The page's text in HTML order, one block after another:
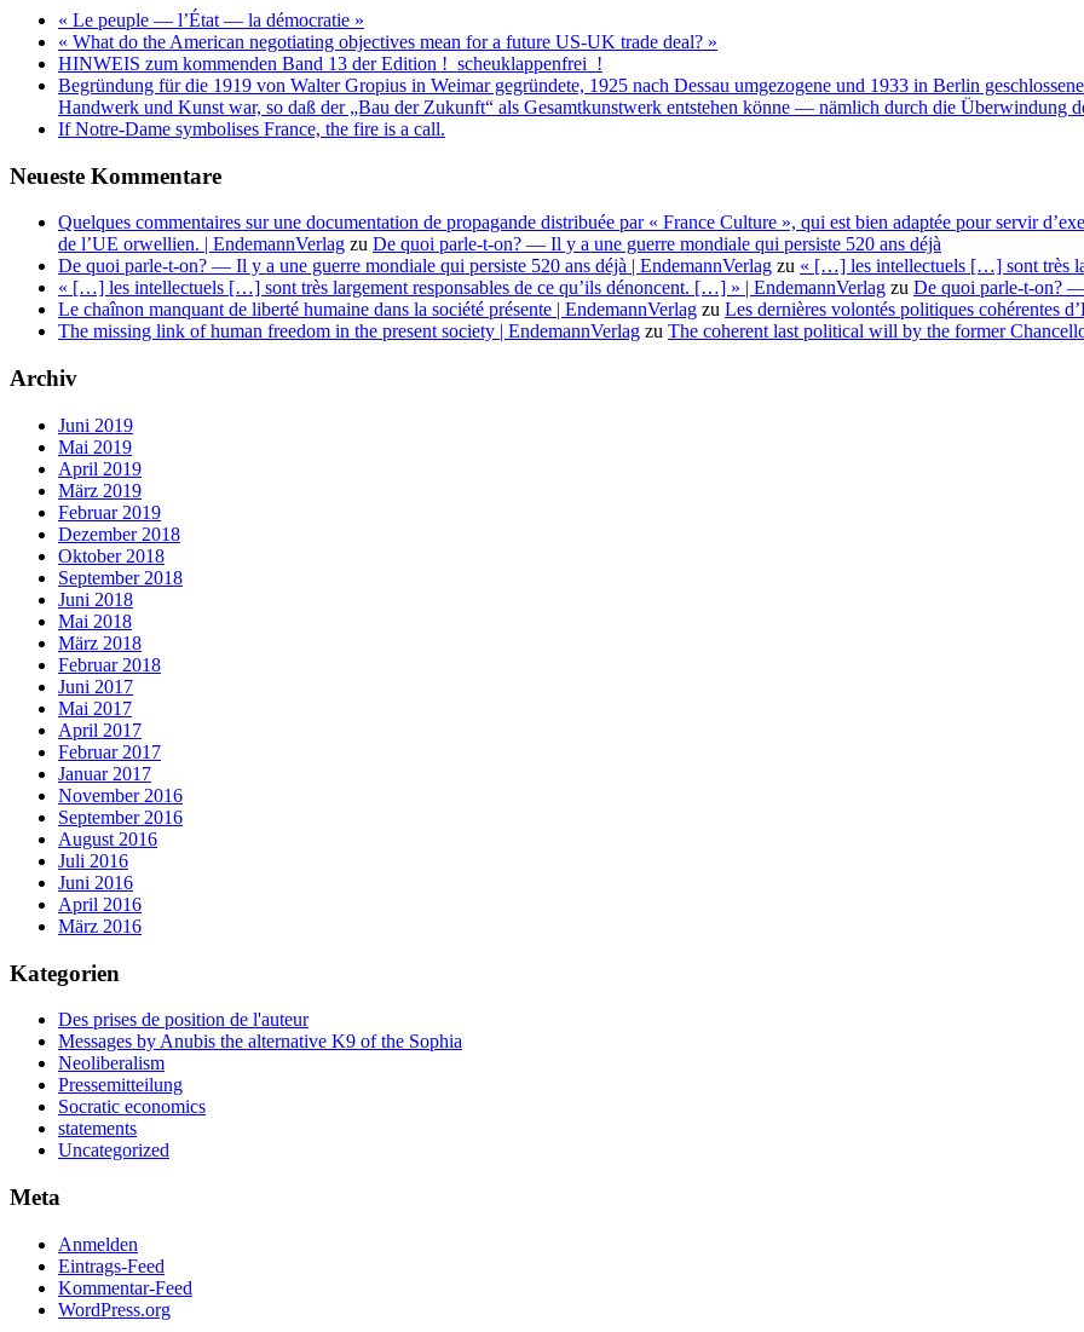
« Le peuple — l’État — la démocratie »
« What do the American negotiating objectives mean for a future US-UK trade deal? »
HINWEIS zum kommenden Band 13 der Edition !_scheuklappenfrei_!
Begründung für die 1919 von Walter Gropius in Weimar gegründete, 1925 nach Dessau umgezogene und 1933 in Berlin
Handwerk und Kunst war, so daß der „Bau der Zukunft“ als Gesamtkunstwerk entstehen könne — nämlich durch die Überwindung
If Notre-Dame symbolises France, the fire is a call.
Neueste Kommentare
Quelques commentaires sur une documentation de propagande distribuée par « France Culture », qui est bien adaptée pour servir
de l’UE orwellien. | EndemannVerlag zu De quoi parle-t-on? — Il y a une guerre mondiale qui persiste 520 ans déjà
De quoi parle-t-on? — Il y a une guerre mondiale qui persiste 520 ans déjà | EndemannVerlag zu « […] les intellectuels […] sont très
« […] les intellectuels […] sont très largement responsables de ce qu’ils dénoncent. […] » | EndemannVerlag zu De quoi parle-t-on?
Le chaînon manquant de liberté humaine dans la société présente | EndemannVerlag zu Les dernières volontés politiques cohérentes
The missing link of human freedom in the present society | EndemannVerlag zu The coherent last political will by the former
Archiv
Juni 2019
Mai 2019
April 2019
März 2019
Februar 2019
Dezember 2018
Oktober 2018
September 2018
Juni 2018
Mai 2018
März 2018
Februar 2018
Juni 2017
Mai 2017
April 2017
Februar 2017
Januar 2017
November 2016
September 2016
August 2016
Juli 2016
Juni 2016
April 2016
März 2016
Kategorien
Des prises de position de l'auteur
Messages by Anubis the alternative K9 of the Sophia
Neoliberalism
Pressemitteilung
Socratic economics
statements
Uncategorized
Meta
Anmelden
Eintrags-Feed
Kommentar-Feed
WordPress.org